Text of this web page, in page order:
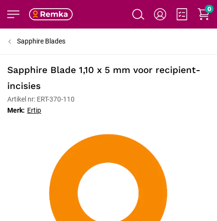
0
Sapphire Blades
Sapphire Blade 1,10 x 5 mm voor recipient-
incisies
Artikel nr: ERT-370-110
Merk: Ertip